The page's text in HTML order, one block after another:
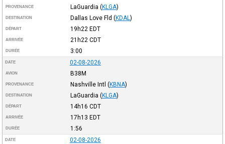
PROVENANCE LaGuardia (KLGA)
DESTINATION Dallas Love Fld (KDAL )
DÉPART 19h22 EDT
ARRIVÉE 21h22 CDT
DURÉE 3:00
DATE 02-08-2026
AVION B38M
PROVENANCE Nashville Intl (KBNA)
DESTINATION LaGuardia (KLGA)
DÉPART 14h16 CDT
ARRIVÉE 17h13 EDT
DURÉE 1:56
DATE 02-08-2026